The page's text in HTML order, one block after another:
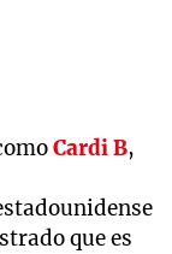
Cardi B,
que es